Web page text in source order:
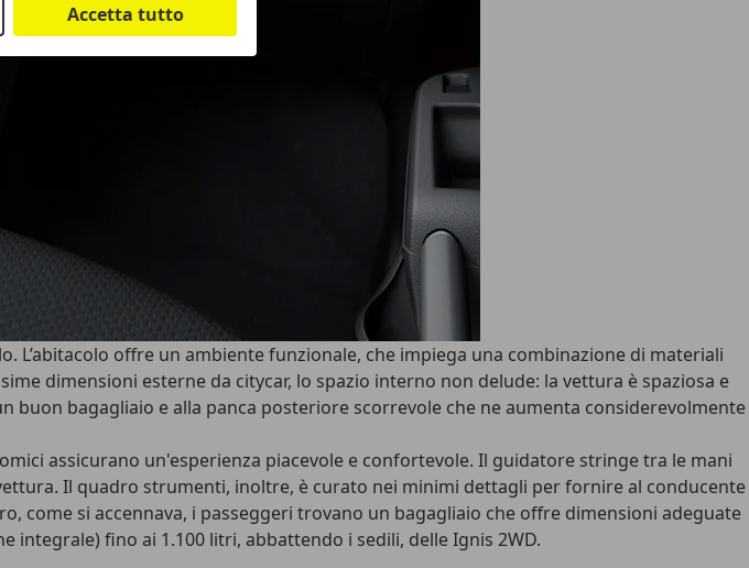
Accetta tutto
offre un ambiente funzionale, che impiega una combinazione di materiali
dimensioni esterne da citycar, lo spazio interno non delude: la vettura è spaziosa e
buon bagagliaio e alla panca posteriore scorrevole che ne aumenta considerevolmente
assicurano un'esperienza piacevole e confortevole. Il guidatore stringe tra le mani
Il quadro strumenti, inoltre, è curato nei minimi dettagli per fornire al conducente
come si accennava, i passeggeri trovano un bagagliaio che offre dimensioni adeguate
fino ai 1.100 litri, abbattendo i sedili, delle Ignis 2WD.